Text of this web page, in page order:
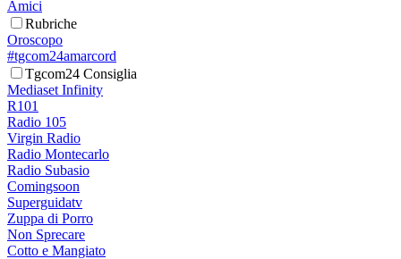
Amici
Rubriche
Oroscopo
#tgcom24amarcord
Tgcom24 Consiglia
Mediaset Infinity
R101
Radio 105
Virgin Radio
Radio Montecarlo
Radio Subasio
Comingsoon
Superguidatv
Zuppa di Porro
Non Sprecare
Cotto e Mangiato